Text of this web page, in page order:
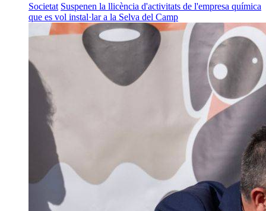
Societat Suspenen la llicència d'activitats de l'empresa química
que es vol instal·lar a la Selva del Camp